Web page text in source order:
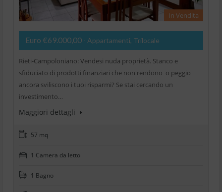
In Vendita
Euro €69.000,00 - Appartamenti, Trilocale
Rieti-Campoloniano: Vendesi nuda proprietà. Stanco e
sfiduciato di prodotti finanziari che non rendono o peggio
ancora sviliscono i tuoi risparmi? Se stai cercando un
investimento…
Maggiori dettagli
57 mq
1 Camera da letto
1 Bagno